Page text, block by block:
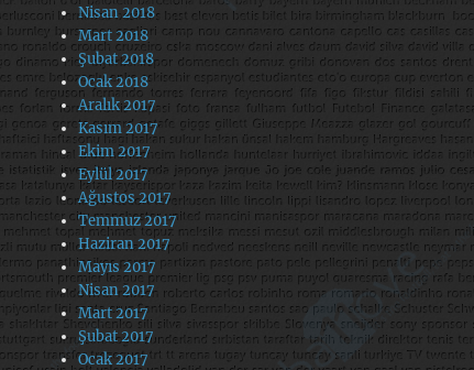
Nisan 2018
Mart 2018
Şubat 2018
Ocak 2018
Aralık 2017
Kasım 2017
Ekim 2017
Eylül 2017
Ağustos 2017
Temmuz 2017
Haziran 2017
Mayıs 2017
Nisan 2017
Mart 2017
Şubat 2017
Ocak 2017